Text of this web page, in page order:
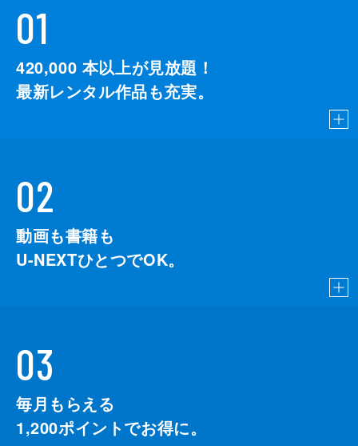
01
420,000 本以上が見放題！
最新レンタル作品も充実。
02
動画も書籍も
U-NEXTひとつでOK。
03
毎月もらえる
1,200ポイントでお得に。